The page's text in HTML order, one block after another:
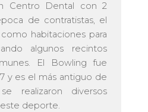
Centro Dental con 2
de contratistas, el
habitaciones para
algunos recintos
El Bowling fue
y es el más antiguo de
realizaron diversos
deporte.